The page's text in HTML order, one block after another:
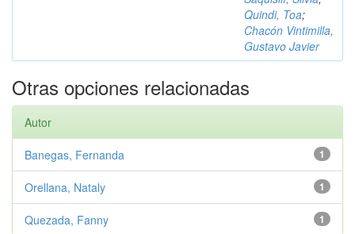
Quindi, Toa;
Chacón Vintimilla,
Gustavo Javier
Otras opciones relacionadas
Autor
1
Banegas, Fernanda
1
Orellana, Nataly
1
Quezada, Fanny